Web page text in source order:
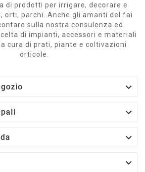
di prodotti per irrigare, decorare e
orti, parchi. Anche gli amanti del fai
sulla nostra consulenza ed
di impianti, accessori e materiali
cura di prati, piante e coltivazioni
orticole.



